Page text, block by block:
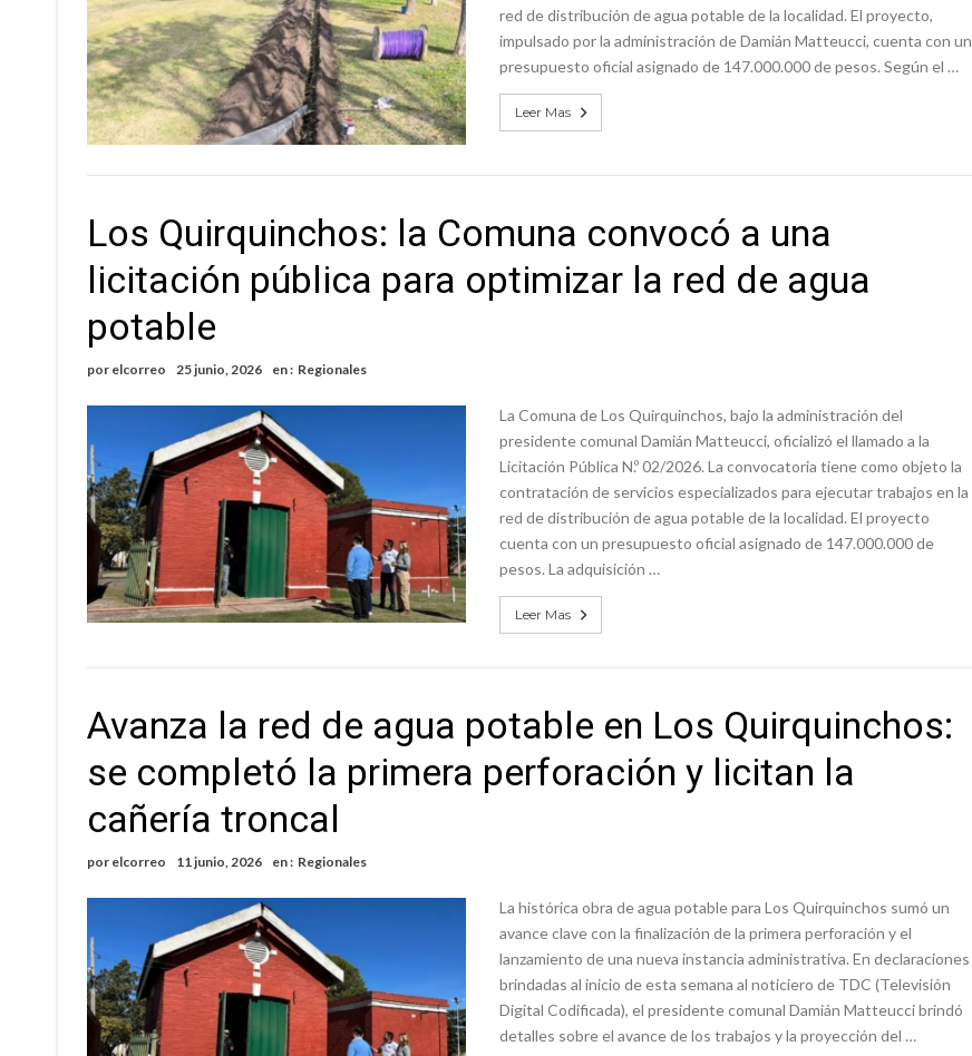
red de distribución de agua potable de la localidad. El proyecto,
impulsado por la administración de Damián Matteucci, cuenta con un
presupuesto oficial asignado de 147.000.000 de pesos. Según el …
Leer Mas
Los Quirquinchos: la Comuna convocó a una
licitación pública para optimizar la red de agua
potable
por elcorreo 25 junio, 2026 en : Regionales
La Comuna de Los Quirquinchos, bajo la administración del
presidente comunal Damián Matteucci, oficializó el llamado a la
Licitación Pública N.º 02/2026. La convocatoria tiene como objeto la
contratación de servicios especializados para ejecutar trabajos en la
red de distribución de agua potable de la localidad. El proyecto
cuenta con un presupuesto oficial asignado de 147.000.000 de
pesos. La adquisición …
Leer Mas
Avanza la red de agua potable en Los Quirquinchos:
se completó la primera perforación y licitan la
cañería troncal
por elcorreo 11 junio, 2026 en : Regionales
La histórica obra de agua potable para Los Quirquinchos sumó un
avance clave con la finalización de la primera perforación y el
lanzamiento de una nueva instancia administrativa. En declaraciones
brindadas al inicio de esta semana al noticiero de TDC (Televisión
Digital Codificada), el presidente comunal Damián Matteucci brindó
detalles sobre el avance de los trabajos y la proyección del …